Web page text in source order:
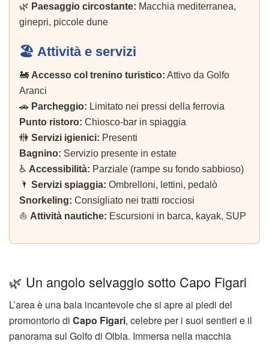
🌿 Paesaggio circostante: Macchia mediterranea,
ginepri, piccole dune
🏖️ Attività e servizi
🚂 Accesso col trenino turistico: Attivo da Golfo
Aranci
🚗 Parcheggio: Limitato nei pressi della ferrovia
Punto ristoro: Chiosco-bar in spiaggia
🚻 Servizi igienici: Presenti
Bagnino: Servizio presente in estate
♿ Accessibilità: Parziale (rampe su fondo sabbioso)
🌂 Servizi spiaggia: Ombrelloni, lettini, pedalò
Snorkeling: Consigliato nei tratti rocciosi
⛵ Attività nautiche: Escursioni in barca, kayak, SUP
🌿 Un angolo selvaggio sotto Capo Figari
L’area è una baia incantevole che si apre ai piedi del
promontorio di Capo Figari, celebre per i suoi sentieri e il
panorama sul Golfo di Olbia. Immersa nella macchia